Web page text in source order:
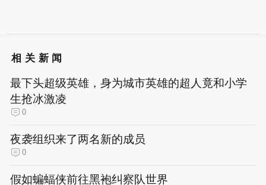
相关新闻
最下头超级英雄，身为城市英雄的超人竟和小学
生抢冰激凌
0
夜袭组织来了两名新的成员
0
假如蝙蝠侠前往黑袍纠察队世界